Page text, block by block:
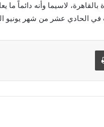
لاسيما وأنه دائماً ما
الحادي عشر من شهر يونيو